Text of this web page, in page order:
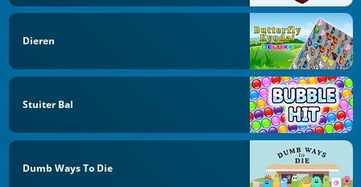
Dieren
Stuiter Bal
Dumb Ways To Die